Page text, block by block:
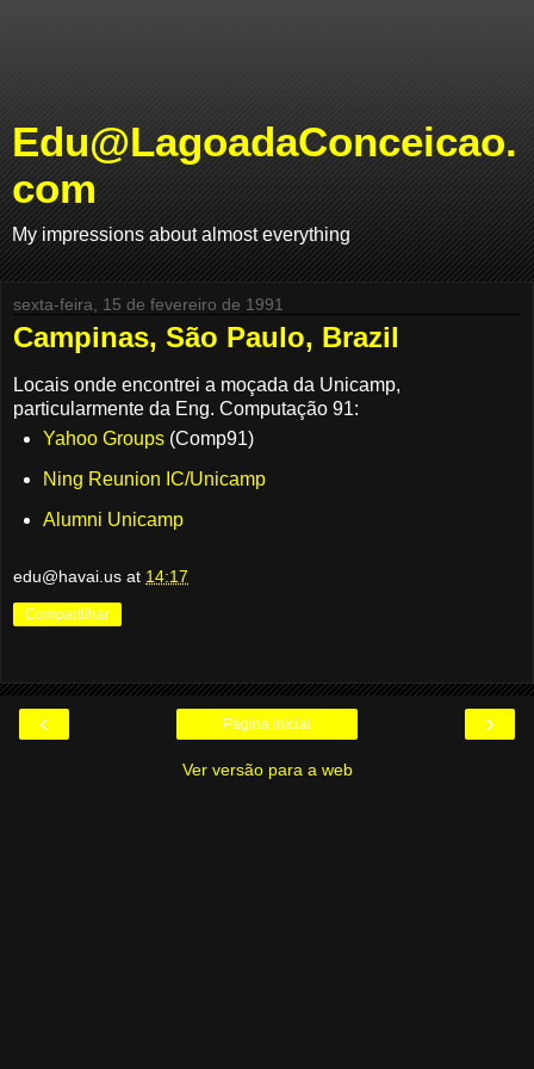
Edu@LagoadaConceicao.
com
My impressions about almost everything
sexta-feira, 15 de fevereiro de 1991
Campinas, São Paulo, Brazil
Locais onde encontrei a moçada da Unicamp,
particularmente da Eng. Computação 91:
Yahoo Groups(Comp91)
Ning Reunion IC/Unicamp
Alumni Unicamp
edu@havai.us at 14:17
Compartilhar
‹ ›
Página inicial
Ver versão para a web